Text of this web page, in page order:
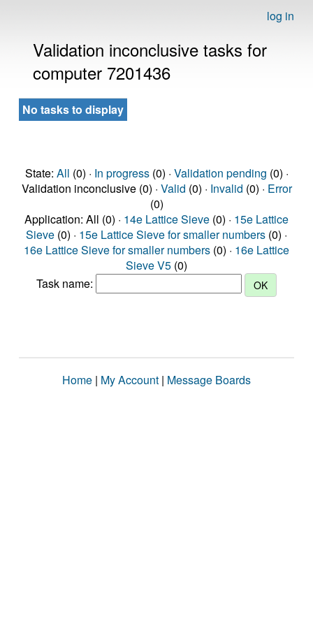
log in
Validation inconclusive tasks for
computer 7201436
No tasks to display
State: All (0) · In progress(0) · Validation pending (0) ·
Validation inconclusive (0) · Valid (0) · Invalid (0) · Error
(0)
Application: All (0) · 14e Lattice Sieve (0) · 15e Lattice
Sieve (0) · 15e Lattice Sieve for smaller numbers (0) ·
16e Lattice Sieve for smaller numbers (0) · 16e Lattice
Sieve V5 (0)
Task name:
Home | My Account | Message Boards